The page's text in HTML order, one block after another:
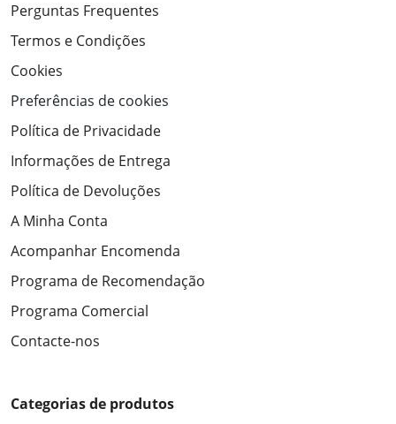
Perguntas Frequentes
Termos e Condições
Cookies
Preferências de cookies
Política de Privacidade
Informações de Entrega
Política de Devoluções
A Minha Conta
Acompanhar Encomenda
Programa de Recomendação
Programa Comercial
Contacte-nos
Categorias de produtos